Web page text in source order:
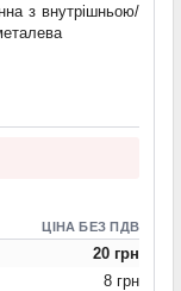
з внутрішньою/
ЦІНА БЕЗ ПДВ
20 грн
8 грн